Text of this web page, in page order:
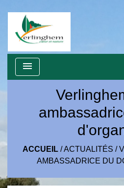
menu
ACCUEIL /ACTUALITÉS /
AMBASSADRICE DU